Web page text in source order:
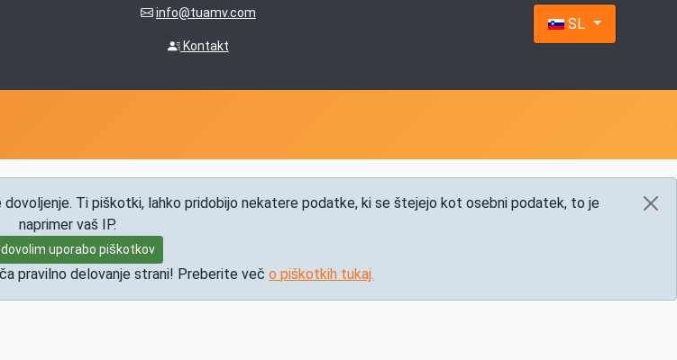
info@tuamv.com
Kontakt
Izberite vaš jezik
SL
Ti piškotki, lahko pridobijo nekatere podatke, ki se štejejo kot osebni podatek, to je
naprimer vaš IP.
dovolim uporabo piškotkov
pravilno delovanje strani! Preberite večo piškotkih tukaj.
razred